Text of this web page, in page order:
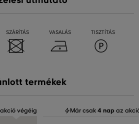
SZÁRÍTÁS VASALÁS TISZTÍTÁS
termékek
végéig Már csak 4 nap az